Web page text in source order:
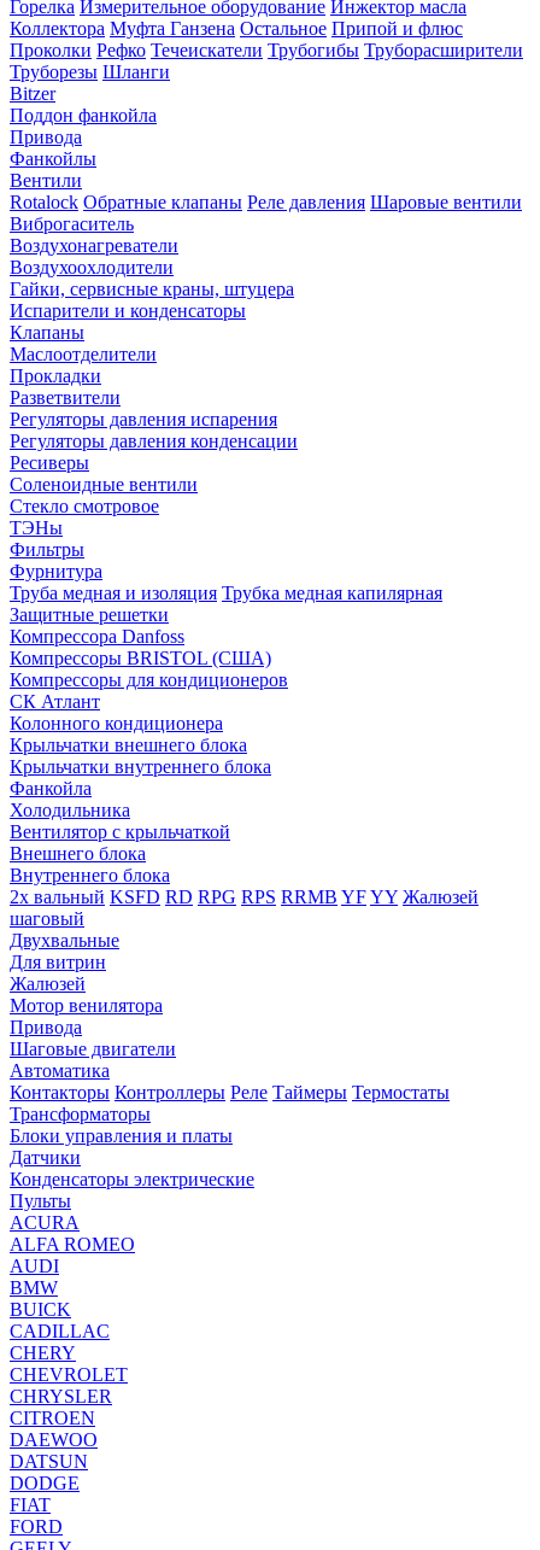
Горелка Измерительное оборудование Инжектор масла
Коллектора Муфта Ганзена Остальное Припой и флюс
Проколки Рефко Течеискатели Трубогибы Труборасширители
Труборезы Шланги
Bitzer
Поддон фанкойла
Привода
Фанкойлы
Вентили
Rotalock Обратные клапаны Реле давления Шаровые вентили
Виброгаситель
Воздухонагреватели
Воздухоохлодители
Гайки, сервисные краны, штуцера
Испарители и конденсаторы
Клапаны
Маслоотделители
Прокладки
Разветвители
Регуляторы давления испарения
Регуляторы давления конденсации
Ресиверы
Соленоидные вентили
Стекло смотровое
ТЭНы
Фильтры
Фурнитура
Труба медная и изоляция Трубка медная капилярная
Защитные решетки
Компрессора Danfoss
Компрессоры BRISTOL (США)
Компрессоры для кондиционеров
СК Атлант
Колонного кондиционера
Крыльчатки внешнего блока
Крыльчатки внутреннего блока
Фанкойла
Холодильника
Вентилятор с крыльчаткой
Внешнего блока
Внутреннего блока
2х вальный KSFD RD RPG RPS RRMB YFYY Жалюзей
шаговый
Двухвальные
Для витрин
Жалюзей
Мотор венилятора
Привода
Шаговые двигатели
Автоматика
Контакторы Контроллеры Реле Таймеры Термостаты
Трансформаторы
Блоки управления и платы
Датчики
Конденсаторы электрические
Пульты
ACURA
ALFA ROMEO
AUDI
BMW
BUICK
CADILLAC
CHERY
CHEVROLET
CHRYSLER
CITROEN
DAEWOO
DATSUN
DODGE
FIAT
FORD